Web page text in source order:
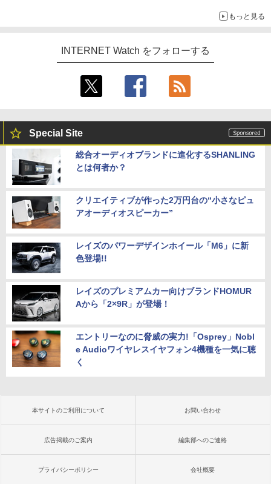
もっと見る
INTERNET Watch をフォローする
Special Site
総合オーディオブランドに進化するSHANLING
とは何者か？
クリエイティブが作った2万円台の“小さなピュ
アオーディオスピーカー”
レイズのパワーデザインホイール「M6」に新
色登場!!
レイズのプレミアムカー向けブランドHOMUR
Aから「2×9R」が登場！
エントリーなのに脅威の実力!「Osprey」Nobl
e Audioワイヤレスイヤフォン4機種を一気に聴
く
本サイトのご利用について お問い合わせ
広告掲載のご案内 編集部へのご連絡
プライバシーポリシー 会社概要